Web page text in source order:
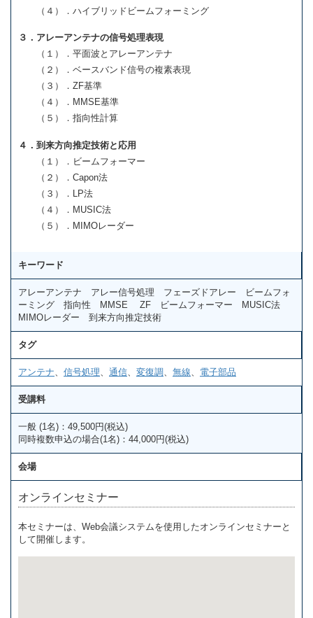
（４）．ハイブリッドビームフォーミング
３．アレーアンテナの信号処理表現
（１）．平面波とアレーアンテナ
（２）．ベースバンド信号の複素表現
（３）．ZF基準
（４）．MMSE基準
（５）．指向性計算
４．到来方向推定技術と応用
（１）．ビームフォーマー
（２）．Capon法
（３）．LP法
（４）．MUSIC法
（５）．MIMOレーダー
キーワード
アレーアンテナ アレー信号処理 フェーズドアレー ビームフォ
ーミング 指向性 MMSE ZF ビームフォーマー MUSIC法
MIMOレーダー 到来方向推定技術
タグ
アンテナ、 信号処理、 通信、 変復調、 無線、 電子部品
受講料
一般 (1名)：49,500円(税込)
同時複数申込の場合(1名)：44,000円(税込)
会場
オンラインセミナー
本セミナーは、Web会議システムを使用したオンラインセミナーと
して開催します。